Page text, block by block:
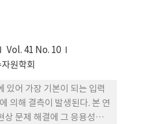
Vol. 41 No. 10
원학회
있어 가장 기본이 되는 입력
의해 결측이 발생된다. 본 연
상 문제 해결에 그 응용성이